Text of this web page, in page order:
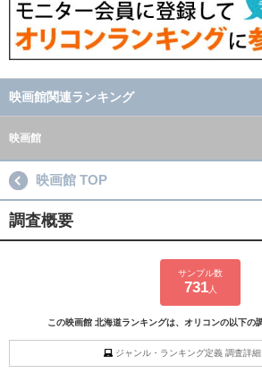
映画館関連ランキング
映画館
映画館 TOP
調査概要
サンプル数
731人
この映画館 北海道ランキングは、オリコンの以下の
ジャンル・ランキング定義 調査詳